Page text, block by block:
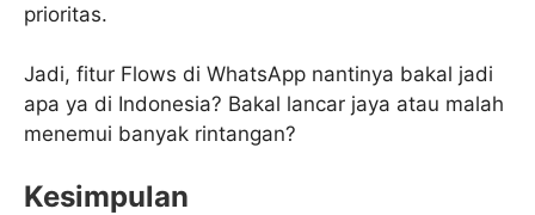
prioritas.
Jadi, fitur Flows di WhatsApp nantinya bakal jadi
apa ya di Indonesia? Bakal lancar jaya atau malah
menemui banyak rintangan?
Kesimpulan